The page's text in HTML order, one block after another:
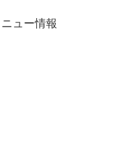
ュー情報